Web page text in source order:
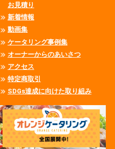
お見積り
新着情報
動画集
ケータリング事例集
オーナーからのあいさつ
アクセス
特定商取引
SDGs達成に向けた取り組み